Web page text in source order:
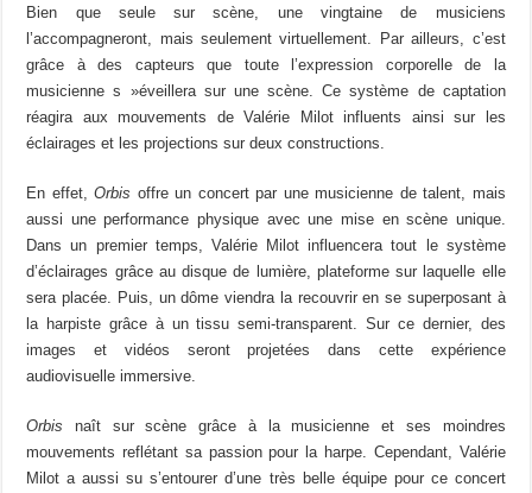
Bien que seule sur scène, une vingtaine de musiciens
l’accompagneront, mais seulement virtuellement. Par ailleurs, c’est
grâce à des capteurs que toute l’expression corporelle de la
musicienne s »éveillera sur une scène. Ce système de captation
réagira aux mouvements de Valérie Milot influents ainsi sur les
éclairages et les projections sur deux constructions.
En effet,Orbis offre un concert par une musicienne de talent, mais
aussi une performance physique avec une mise en scène unique.
Dans un premier temps, Valérie Milot influencera tout le système
d’éclairages grâce au disque de lumière, plateforme sur laquelle elle
sera placée. Puis, un dôme viendra la recouvrir en se superposant à
la harpiste grâce à un tissu semi-transparent. Sur ce dernier, des
images et vidéos seront projetées dans cette expérience
audiovisuelle immersive.
Orbis naît sur scène grâce à la musicienne et ses moindres
mouvements reflétant sa passion pour la harpe. Cependant, Valérie
Milot a aussi su s’entourer d’une très belle équipe pour ce concert